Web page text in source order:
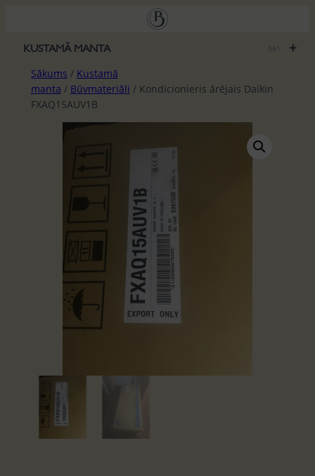
saturu
+
KUSTAMĀ MANTA
Sākums / Kustamā
manta / Būvmateriāli / Kondicionieris ārējais Daikin
FXAQ15AUV1B